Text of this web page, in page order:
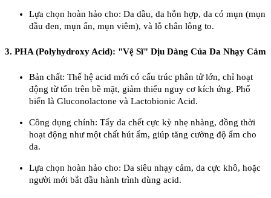
Lựa chọn hoàn hảo cho: Da dầu, da hỗn hợp, da có mụn (mụn
đầu đen, mụn ẩn, mụn viêm), và lỗ chân lông to.
3. PHA (Polyhydroxy Acid): "Vệ Sĩ" Dịu Dàng Của Da Nhạy Cảm
Bản chất: Thế hệ acid mới có cấu trúc phân tử lớn, chỉ hoạt
động từ tốn trên bề mặt, giảm thiểu nguy cơ kích ứng. Phổ
biến là Gluconolactone và Lactobionic Acid.
Công dụng chính: Tẩy da chết cực kỳ nhẹ nhàng, đồng thời
hoạt động như một chất hút ẩm, giúp tăng cường độ ẩm cho
da.
Lựa chọn hoàn hảo cho: Da siêu nhạy cảm, da cực khô, hoặc
người mới bắt đầu hành trình dùng acid.